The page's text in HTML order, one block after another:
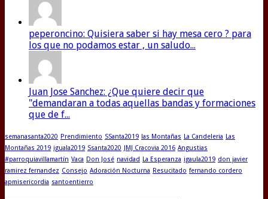
peperoncino: Quisiera saber si hay mesa cero ? para
los que no podamos estar , un saludo...
Juan Jose Sanchez: ¿Que quiere decir que
"demandaran a todas aquellas bandas y formaciones
que de f...
semanasanta2020 Prendimiento SSanta2019 las Montañas La Candeleria Las
Montañas 2019 iguala2019 Ssanta2020 JMJ Cracovia 2016 Angustias
#parroquiavillamartín Vaca Don José navidad La Esperanza igaula2019 don javier
ramirez fernandez Consejo Adoración Nocturna Resucitado fernando cordero
apmisericordia santoentierro